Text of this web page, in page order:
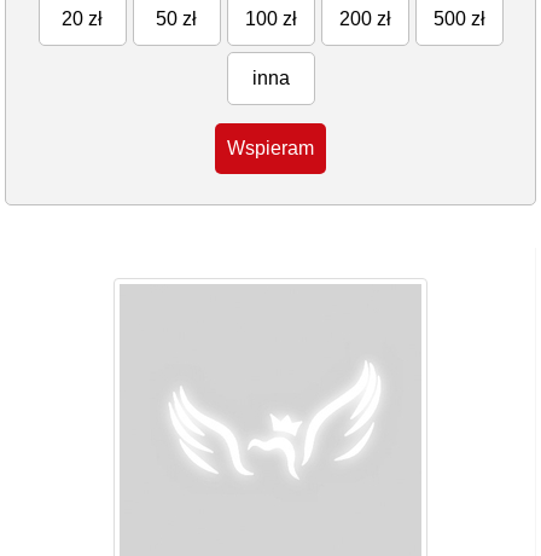
20 zł 50 zł 100 zł 200 zł 500 zł
inna
Wspieram